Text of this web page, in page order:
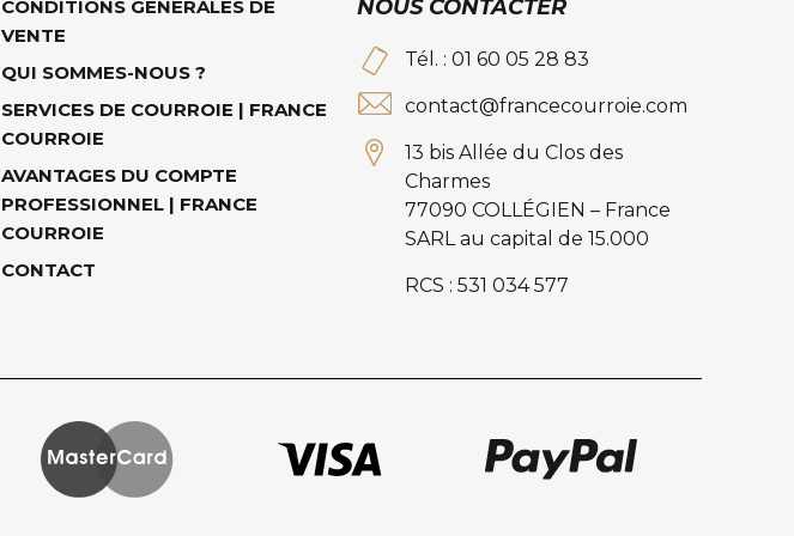
CONDITIONS GÉNÉRALES DE
VENTE
QUI SOMMES-NOUS ?
SERVICES DE COURROIE | FRANCE
COURROIE
AVANTAGES DU COMPTE
PROFESSIONNEL | FRANCE
COURROIE
CONTACT
NOUS CONTACTER
Tél. : 01 60 05 28 83
contact@francecourroie.com
13 bis Allée du Clos des
Charmes
77090 COLLÉGIEN – France
SARL au capital de 15.000
RCS : 531 034 577